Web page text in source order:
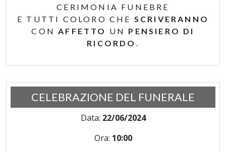
CERIMONIA FUNEBRE
E TUTTI COLORO CHE SCRIVERANNO
CONAFFETTO UN PENSIERO DI
RICORDO .
CELEBRAZIONE DEL FUNERALE
Data: 22/06/2024
Ora: 10:00